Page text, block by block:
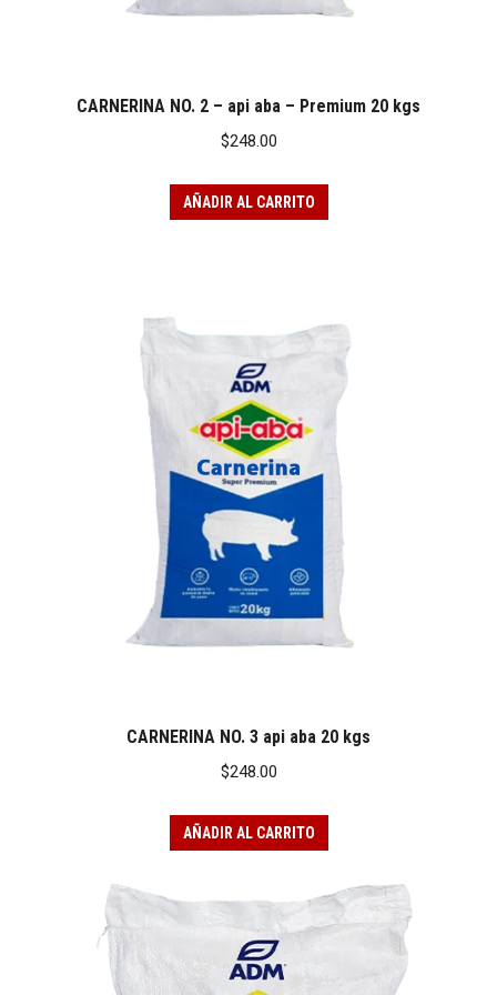
CARNERINA NO. 2 – api aba – Premium 20 kgs
$248.00
AÑADIR AL CARRITO
CARNERINA NO. 3 api aba 20 kgs
$248.00
AÑADIR AL CARRITO